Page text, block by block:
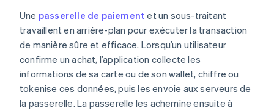
Une passerelle de paiement et un sous-traitant
travaillent en arrière-plan pour exécuter la transaction
de manière sûre et efficace. Lorsqu’un utilisateur
confirme un achat, l’application collecte les
informations de sa carte ou de son wallet, chiffre ou
tokenise ces données, puis les envoie aux serveurs de
la passerelle. La passerelle les achemine ensuite à